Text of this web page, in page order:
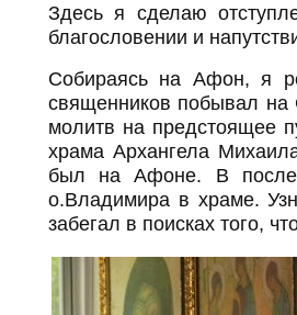
Здесь я сделаю
благословении и
Собираясь на Афон, я
священников побывал на
молитв на предстоящее
храма Архангела
был на Афоне. В
о.Владимира в храме.
забегал в поисках того,